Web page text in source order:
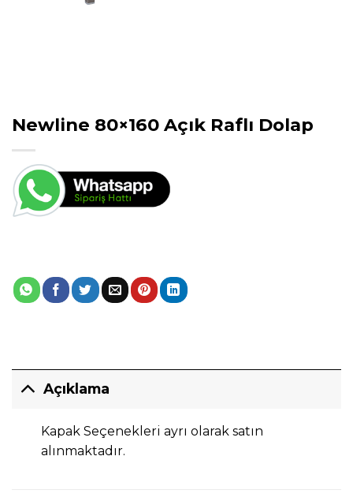
Newline 80×160 Açık Raflı Dolap
Açıklama
Kapak Seçenekleri ayrı olarak satın
alınmaktadır.